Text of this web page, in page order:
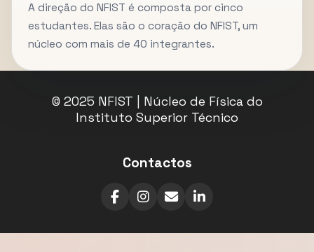
A direção do NFIST é composta por cinco
estudantes. Elas são o coração do NFIST, um
núcleo com mais de 40 integrantes.
© 2025 NFIST | Núcleo de Física do
Instituto Superior Técnico
Contactos